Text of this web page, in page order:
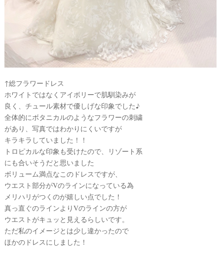
↑総フラワードレス
ホワイトではなくアイボリーで肌馴染みが
良く、チュール素材で優しげな印象でした♪
全体的にボタニカルのようなフラワーの刺繍
があり、写真ではわかりにくいですが
キラキラしていました！！
トロピカルな印象も受けたので、リゾート系
にも合いそうだと思いました
ボリューム満点なこのドレスですが、
ウエスト部分がVのラインになっている為
メリハリがつくのが嬉しい点でした！
真っ直ぐのラインよりVのラインの方が
ウエストがキュッと見えるらしいです。
ただ私のイメージとは少し違かったので
ほかのドレスにしました！